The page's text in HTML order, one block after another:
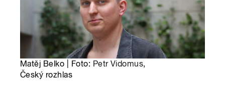
Matěj Belko | Foto: Petr Vidomus,
Český rozhlas